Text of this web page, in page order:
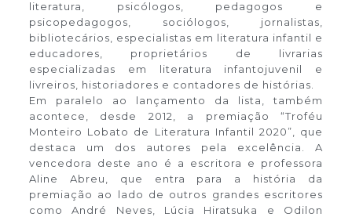
literatura, psicólogos, pedagogos e
psicopedagogos, sociólogos, jornalistas,
bibliotecários, especialistas em literatura infantil e
educadores, proprietários de livrarias
especializadas em literatura infantojuvenil e
livreiros, historiadores e contadores de histórias.
Em paralelo ao lançamento da lista, também
acontece, desde 2012, a premiação “Troféu
Monteiro Lobato de Literatura Infantil 2020”, que
destaca um dos autores pela excelência. A
vencedora deste ano é a escritora e professora
Aline Abreu, que entra para a história da
premiação ao lado de outros grandes escritores
como André Neves, Lúcia Hiratsuka e Odilon